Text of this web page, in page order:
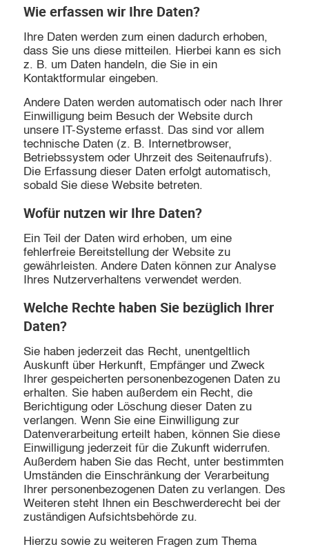
Wie erfassen wir Ihre Daten?
Ihre Daten werden zum einen dadurch erhoben,
dass Sie uns diese mitteilen. Hierbei kann es sich
z. B. um Daten handeln, die Sie in ein
Kontaktformular eingeben.
Andere Daten werden automatisch oder nach Ihrer
Einwilligung beim Besuch der Website durch
unsere IT-Systeme erfasst. Das sind vor allem
technische Daten (z. B. Internetbrowser,
Betriebssystem oder Uhrzeit des Seitenaufrufs).
Die Erfassung dieser Daten erfolgt automatisch,
sobald Sie diese Website betreten.
Wofür nutzen wir Ihre Daten?
Ein Teil der Daten wird erhoben, um eine
fehlerfreie Bereitstellung der Website zu
gewährleisten. Andere Daten können zur Analyse
Ihres Nutzerverhaltens verwendet werden.
Welche Rechte haben Sie bezüglich Ihrer
Daten?
Sie haben jederzeit das Recht, unentgeltlich
Auskunft über Herkunft, Empfänger und Zweck
Ihrer gespeicherten personenbezogenen Daten zu
erhalten. Sie haben außerdem ein Recht, die
Berichtigung oder Löschung dieser Daten zu
verlangen. Wenn Sie eine Einwilligung zur
Datenverarbeitung erteilt haben, können Sie diese
Einwilligung jederzeit für die Zukunft widerrufen.
Außerdem haben Sie das Recht, unter bestimmten
Umständen die Einschränkung der Verarbeitung
Ihrer personenbezogenen Daten zu verlangen. Des
Weiteren steht Ihnen ein Beschwerderecht bei der
zuständigen Aufsichtsbehörde zu.
Hierzu sowie zu weiteren Fragen zum Thema